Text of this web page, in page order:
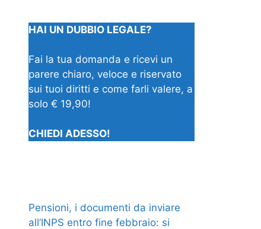
HAI UN DUBBIO LEGALE?
Fai la tua domanda e ricevi un
parere chiaro, veloce e riservato
sui tuoi diritti e come farli valere, a
solo € 19,90!
CHIEDI ADESSO!
Pensioni, i documenti da inviare
all’INPS entro fine febbraio: si